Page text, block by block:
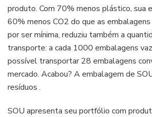
produto. Com 70% menos plástico, sua
60% menos CO2 do que as embalagens
por ser mínima, reduziu também a
transporte: a cada 1000 embalagens
possível transportar 28 embalagens
mercado. Acabou? A embalagem de
resíduos .
SOU apresenta seu portfólio com